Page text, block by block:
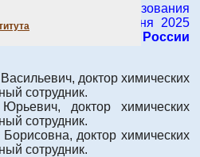
науки и высшего образования
№ 502 к/н от 30 июня 2025
Минобрнауки России
доктор химических
сотрудник.
доктор химических
сотрудник.
доктор химических
сотрудник.